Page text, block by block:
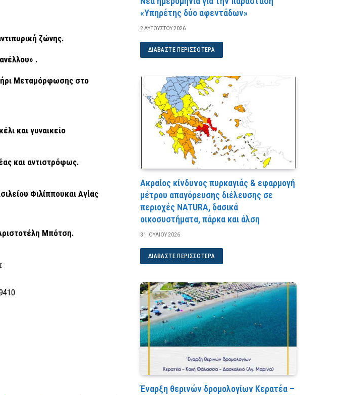
ζώνης.
.
Μεταμόρφωσης στο
και γυναικείο
και αντιστρόφως.
Φιλίππουκαι Αγίας
Μπότση.
«Υπηρέτης δύο αφεντάδων»
2 ΑΥΓΟΎΣΤΟΥ 2026
ΔΙΑΒΆΣΤΕ ΠΕΡΙΣΣΌΤΕΡΑ
Ακραίος κίνδυνος πυρκαγιάς & εφαρμογή
μέτρου απαγόρευσης διέλευσης σε
περιοχές NATURA, δασικά
οικοσυστήματα, πάρκα και άλση
31 ΙΟΥΛΊΟΥ 2026
ΔΙΑΒΆΣΤΕ ΠΕΡΙΣΣΌΤΕΡΑ
Έναρξη θερινών δρομολογίων Κερατέα –